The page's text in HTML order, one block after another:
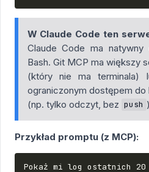
W Claude Code ten
Claude Code ma
Bash. Git MCP ma większy
(który nie ma terminala)
ograniczonym dostępem
(np. tylko odczyt, bez push
Przykład promptu (z MCP):
Pokaż mi log ostatnich 20